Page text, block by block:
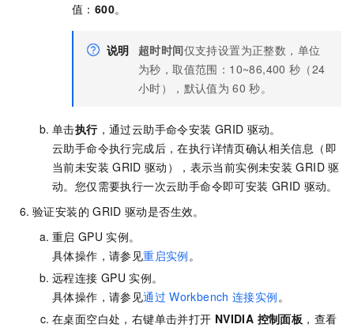
值： 600。
说明 超时时间仅支持设置为正整数，单位
为秒，取值范围：10~86,400 秒（24
小时），默认值为 60 秒。
单击执行，通过云助手命令安装 GRID 驱动。
云助手命令执行完成后，在执行详情页确认相关信息（即
当前未安装 GRID 驱动），表示当前实例未安装 GRID 驱
动。您仅需要执行一次云助手命令即可安装 GRID 驱动。
验证安装的 GRID 驱动是否生效。
重启 GPU 实例。
具体操作，请参见重启实例。
远程连接 GPU 实例。
具体操作，请参见通过 Workbench 连接实例。
在桌面空白处，右键单击并打开 NVIDIA 控制面板 ，查看